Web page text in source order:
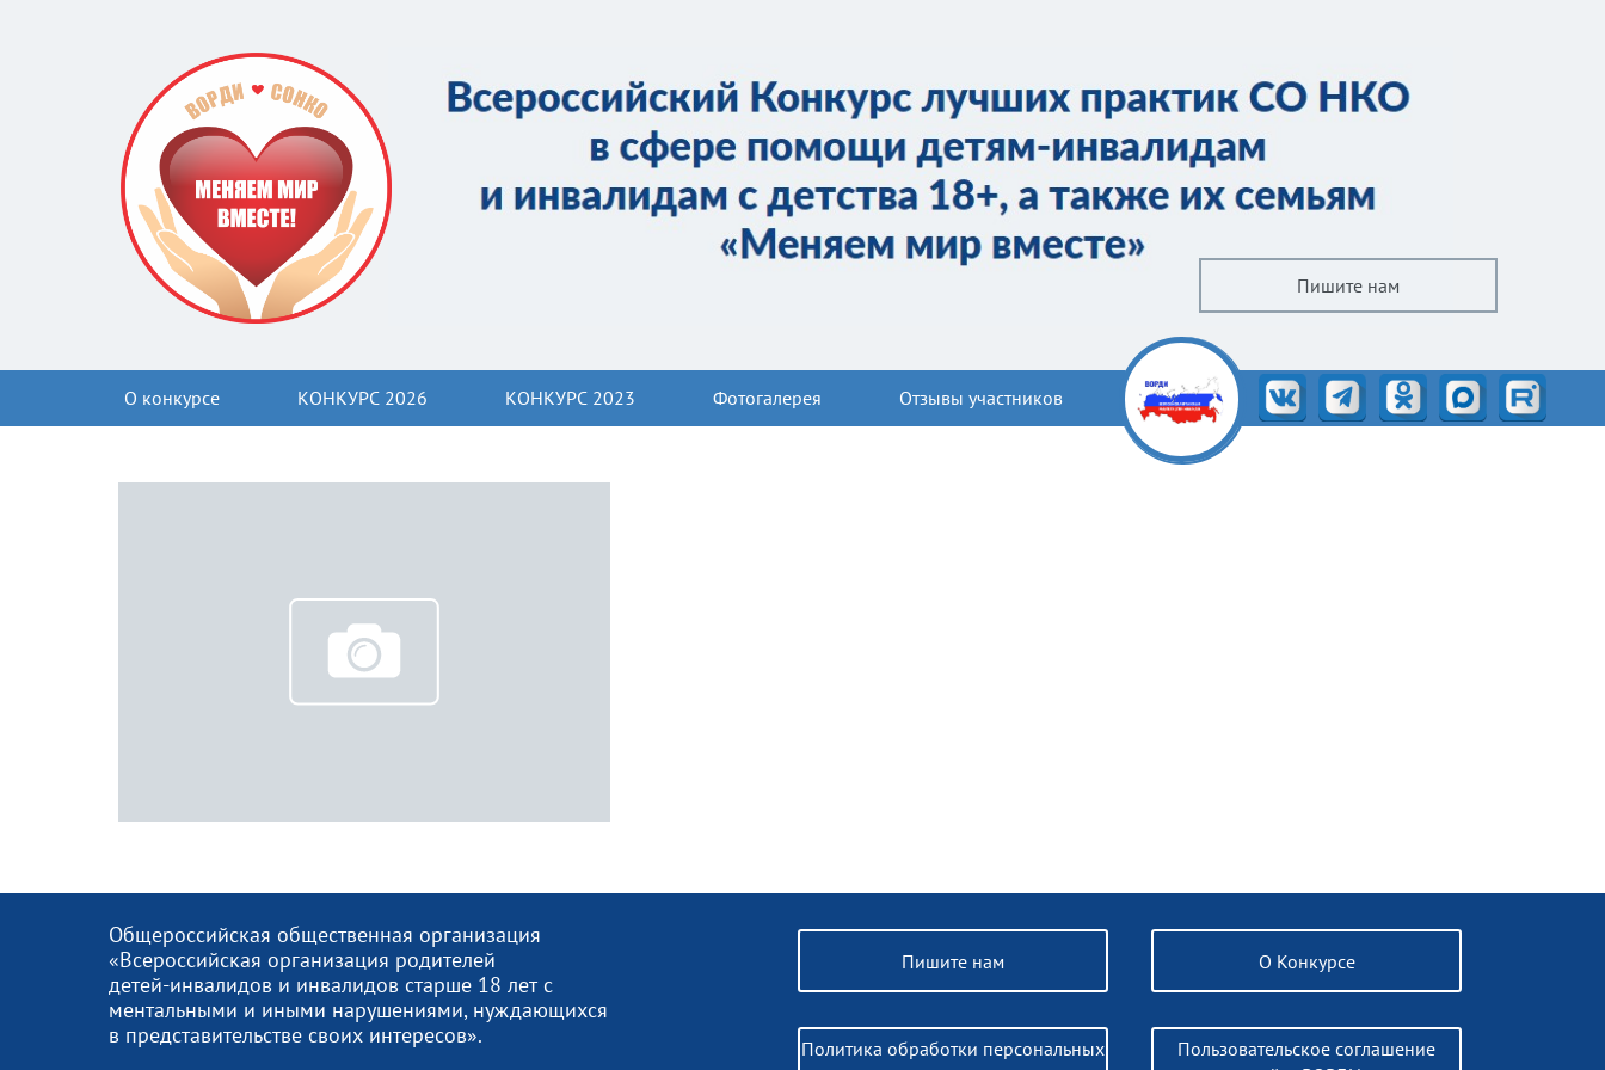
Пишите нам
О конкурсе КОНКУРС 2026 КОНКУРС 2023 Фотогалерея Отзывы участников
Общероссийская общественная организация
«Всероссийская организация родителей
детей-инвалидов и инвалидов старше 18 лет с
ментальными и иными нарушениями, нуждающихся
в представительстве своих интересов».
Пишите нам
Политика обработки персональных
О Конкурсе
Пользовательское соглашение